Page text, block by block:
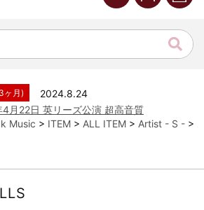
8+9日 コロラド州 2公演 SBD 完全収録！
ヶ月)
2024.11.9
ヶ月)
2024.8.24
月22日 英リーズ公演 超高音質
月)
ヶ月)
Music > ITEM > ALL ITEM > Artist - S - >